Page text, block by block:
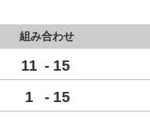
組み合わせ
11 - 15
1 - 15